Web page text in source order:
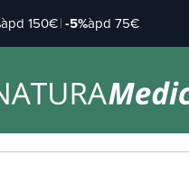
àpd 150€|-5%àpd 75€